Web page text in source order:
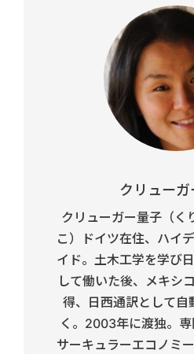
クリュー
クリューガー量子（く
こ）ドイツ在住、ハイ
イド。土木工学を学び
して働いた後、メキシ
得、日西通訳として自
く。2003年に渡独。
サーキュラーエコノミ